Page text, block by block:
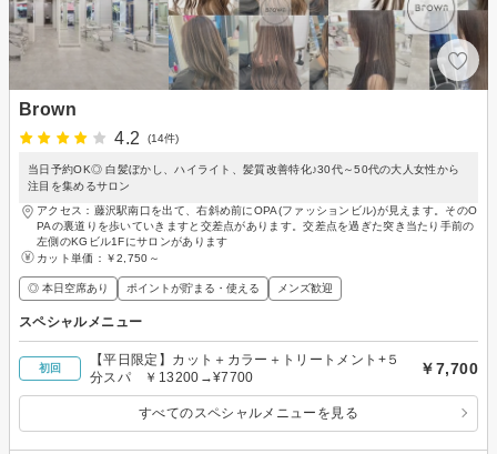
Brown
4.2
(14件)
当日予約OK◎ 白髪ぼかし、ハイライト、髪質改善特化♪30代～50代の大人女性から
注目を集めるサロン
アクセス：藤沢駅南口を出て、右斜め前にOPA(ファッションビル)が見えます。そのO
PAの裏道りを歩いていきますと交差点があります。交差点を過ぎた突き当たり手前の
左側のKGビル1Fにサロンがあります
カット単価： ￥2,750～
◎ 本日空席あり ポイントが貯まる・使える メンズ歓迎
スペシャルメニュー
初回
【平日限定】カット＋カラー＋トリートメント+５
分スパ ￥13200→¥7700
￥7,700
すべてのスペシャルメニューを見る